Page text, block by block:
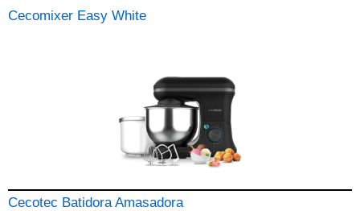
Cecomixer Easy White
Cecotec Batidora Amasadora